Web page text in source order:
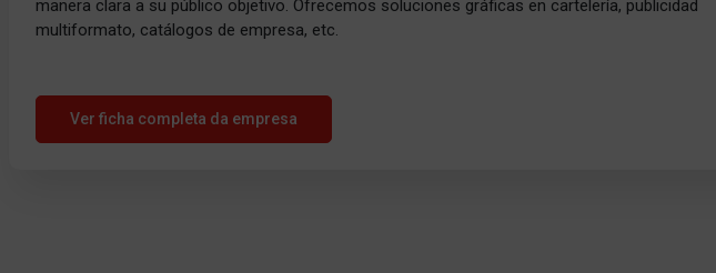
manera clara a su público objetivo. Ofrecemos soluciones gráficas en cartelería, publicidad
multiformato, catálogos de empresa, etc.
Ver ficha completa da empresa